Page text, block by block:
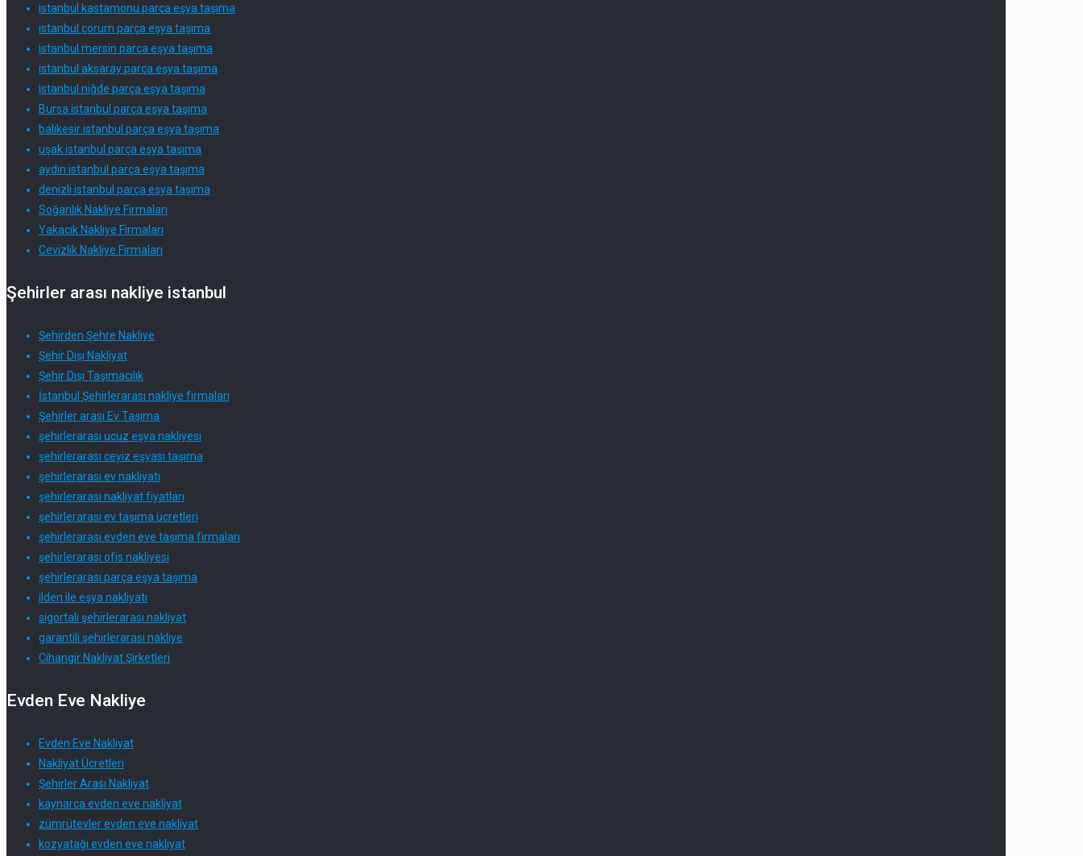
istanbul kastamonu parça eşya taşıma
istanbul çorum parça eşya taşıma
istanbul mersin parça eşya taşıma
istanbul aksaray parça eşya taşıma
istanbul niğde parça eşya taşıma
Bursa istanbul parça eşya taşıma
balıkesir istanbul parça eşya taşıma
uşak istanbul parça eşya taşıma
aydın istanbul parça eşya taşıma
denizli istanbul parça eşya taşıma
Soğanlık Nakliye Firmaları
Yakacık Nakliye Firmaları
Cevizlik Nakliye Firmaları
Şehirler arası nakliye istanbul
Şehirden Şehre Nakliye
Şehir Dışı Nakliyat
Şehir Dışı Taşımacılık
İstanbul Şehirlerarası nakliye firmaları
Şehirler arası Ev Taşıma
şehirlerarası ucuz eşya nakliyesi
şehirlerarası ceyiz eşyası taşıma
şehirlerarası ev nakliyatı
şehirlerarası nakliyat fiyatları
şehirlerarası ev taşıma ücretleri
şehirlerarası evden eve taşıma firmaları
şehirlerarası ofis nakliyesi
şehirlerarası parça eşya taşıma
ilden ile eşya nakliyatı
sigortalı şehirlerarası nakliyat
garantili şehirlerarası nakliye
Cihangir Nakliyat Şirketleri
Evden Eve Nakliye
Evden Eve Nakliyat
Nakliyat Ücretleri
Şehirler Arası Nakliyat
kaynarca evden eve nakliyat
zümrütevler evden eve nakliyat
kozyatağı evden eve nakliyat